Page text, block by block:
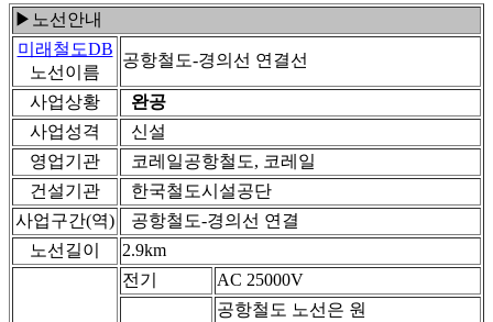
▶노선안내
미래철도DB
노선이름
공항철도-경의선 연결선
사업상황
완공
사업성격
신설
영업기관
코레일공항철도, 코레일
건설기관
한국철도시설공단
사업구간(역)
공항철도-경의선 연결
노선길이
2.9km
전기 AC 25000V
공항철도 노선은 원